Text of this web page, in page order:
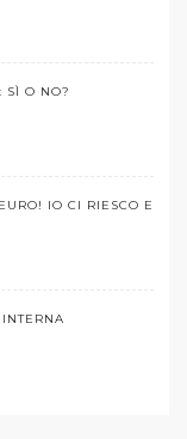
SÌ O NO?
IO CI RIESCO E